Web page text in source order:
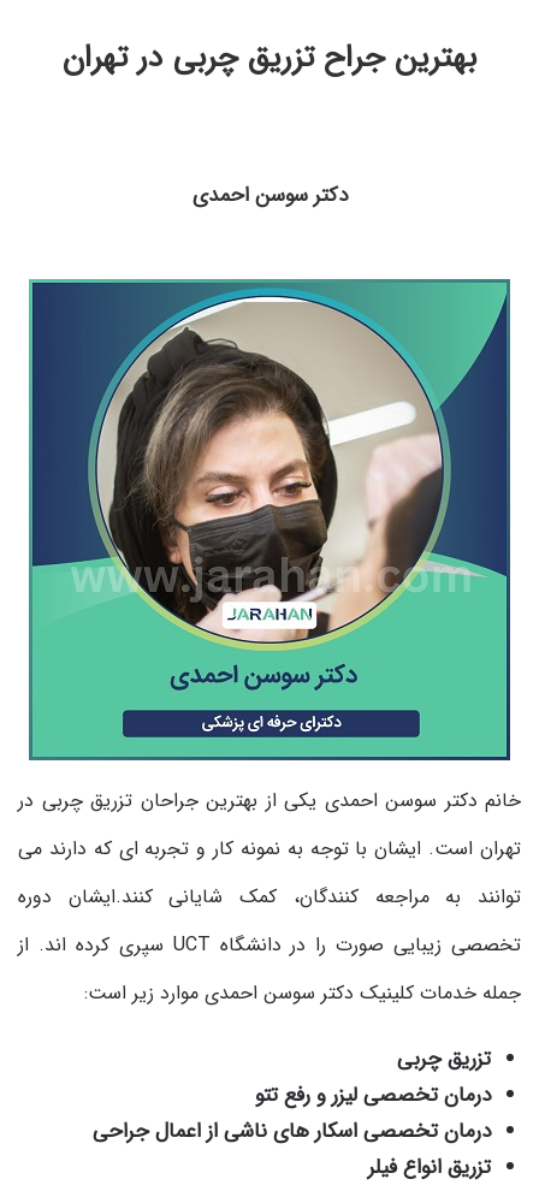
بهترین جراح تزریق چربی در تهران
دکتر سوسن احمدی
خانم دکتر سوسن احمدی یکی از بهترین جراحان تزریق چربی در
تهران است. ایشان با توجه به نمونه کار و تجربه ای که دارند می
توانند به مراجعه کنندگان، کمک شایانی کنند.ایشان دوره
تخصصی زیبایی صورت را در دانشگاه UCT سپری کرده اند. از
جمله خدمات کلینیک دکتر سوسن احمدی موارد زیر است:
تزریق چربی
درمان تخصصی لیزر و رفع تتو
درمان تخصصی اسکار های ناشی از اعمال جراحی
تزریق انواع فیلر